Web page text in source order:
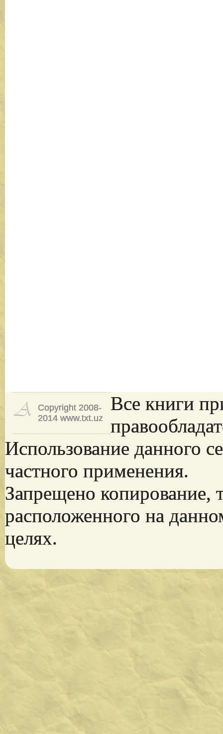
Copyright 2008-
2014 www.txt.uz
Все книги
Использование данного
частного применения.
Запрещено копирование,
расположенного на
целях.